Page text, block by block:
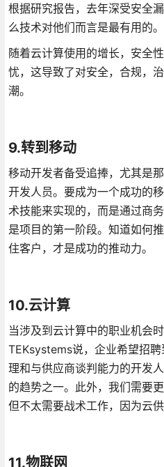
根据研究报告，去年深受安全
么技术对他们而言是最有用的。
随着云计算使用的增长，安全
忧，这导致了对安全，合规，
潮。
9.转到移动
移动开发者备受追捧，尤其是
开发人员。要成为一个成功的
术技能来实现的，而是通过商
是项目的第一阶段。知道如何
住客户，才是成功的推动力。
10.云计算
当涉及到云计算中的职业机会
TEKsystems说，企业希望招
理和与供应商谈判能力的开发
的趋势之一。此外，我们需要更
但不太需要战术工作，因为云
11.物联网